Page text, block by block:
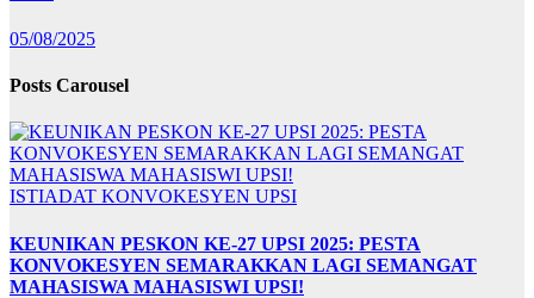
05/08/2025
Posts Carousel
ISTIADAT KONVOKESYEN UPSI
KEUNIKAN PESKON KE-27 UPSI 2025: PESTA
KONVOKESYEN SEMARAKKAN LAGI SEMANGAT
MAHASISWA MAHASISWI UPSI!